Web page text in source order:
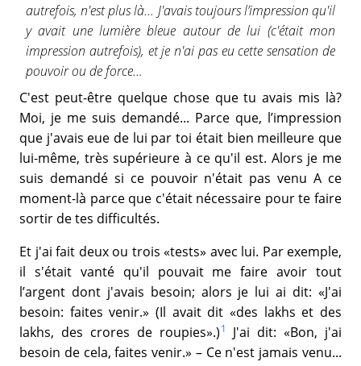
autrefois, n'est plus là... J'avais toujours l’impression qu'il
y avait une lumière bleue autour de lui (c'était mon
impression autrefois), et je n'ai pas eu cette sensation de
pouvoir ou de force...
C'est peut-être quelque chose que tu avais mis là?
Moi, je me suis demandé... Parce que, l’impression
que j'avais eue de lui par toi était bien meilleure que
lui-même, très supérieure à ce qu'il est. Alors je me
suis demandé si ce pouvoir n'était pas venu A ce
moment-là parce que c'était nécessaire pour te faire
sortir de tes difficultés.
Et j'ai fait deux ou trois «tests» avec lui. Par exemple,
il s'était vanté qu'il pouvait me faire avoir tout
l’argent dont j'avais besoin; alors je lui ai dit: «J'ai
besoin: faites venir.» (Il avait dit «des lakhs et des
lakhs, des crores de roupies».)1
J'ai dit: «Bon, j'ai
besoin de cela, faites venir.» – Ce n'est jamais venu...